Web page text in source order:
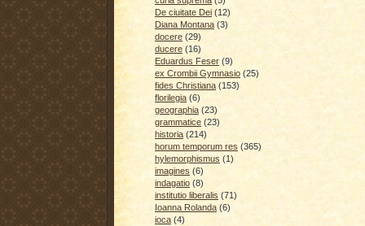
De ciuitate Dei (12)
Diana Montana (3)
docere (29)
ducere (16)
Eduardus Feser (9)
ex Crombii Gymnasio (25)
fides Christiana (153)
florilegia (6)
geographia (23)
grammatice (23)
historia (214)
horum temporum res (365)
hylemorphismus (1)
imagines (6)
indagatio (8)
institutio liberalis (71)
Ioanna Rolanda (6)
ioca (4)